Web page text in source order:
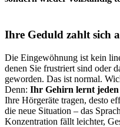
Ihre Geduld zahlt sich
Die Eingewöhnung ist kein
denen Sie frustriert sind oder
geworden. Das ist normal.
Denn: Ihr Gehirn lernt jeden
Ihre Hörgeräte tragen, desto
die neue Situation – das
Konzentration fällt leichter,